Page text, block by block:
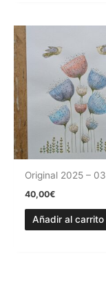
Original 2025 – 03
40,00€
Añadir al carrito